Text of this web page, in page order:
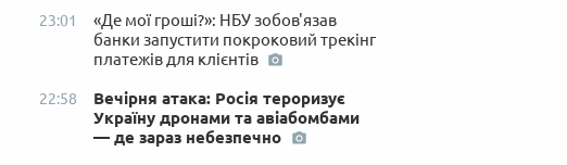
23:01
«Де мої гроші?»: НБУ зобов'язав
банки запустити покроковий трекінг
платежів для клієнтів
22:58
Вечірня атака: Росія тероризує
Україну дронами та авіабомбами
— де зараз небезпечно